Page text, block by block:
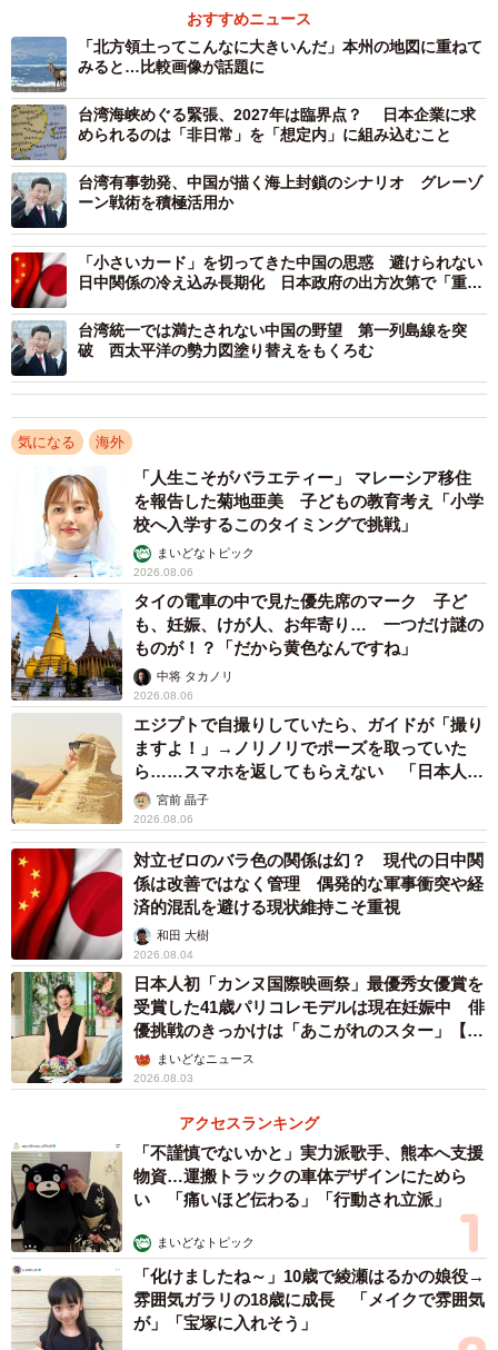
まずトランプ政権の主眼は、国内の政治基盤の安定と経
済への悪影響の回避にある。中間選挙を控え、有権者の不
満に直結するガソリン価格の高騰や、泥沼の軍事介入を回
避するため、まずは対話による沈静化の実績を急ぎたいの
が本音と言える。
これに対してイランは、経済制裁や軍事的な圧力による
国内の疲弊を打開し、現体制の存続を図ることを最優先課
題としている。ウラン処分や海峡開放というカードを切る
ことで、一時的に緊張を緩和させ、国際社会からの孤立を
防ぐという実利的な狙いがそこには透けて見える。
は根本的に異なる。イスラエルにとって米イラン間の合意
は、一時的な時間稼ぎに過ぎず、イランの本質的な脅威、
すなわち反イスラエル姿勢や周辺国への代理勢力拡大とい
った根深い問題を何ら解決するものではない。
イスラエルという不確定要素
こうした背景から、イスラエル側には自国の安全保障に
直結する核心的な問題が、米イランの頭越しの交渉によっ
て妥協されることへの強い不信感が渦巻いている。そのた
め、今回の合意が正式に署名されるかどうかにかかわら
ず、イランによる軍事的な拠点の構築や、周辺武装勢力へ
の武器供与など、少しでも疑わしい動きが検知されれば、
イスラエルが自衛を名目にいつ先制的な軍事行動に踏み切
ってもおかしくない情勢が続くことになる。
結局のところ、今回の合意案は当事国間の火種を根本か
ら消し止めるものではなく、あくまで利害や思惑の一致し
た部分だけで対立を一時的に凍結させる応急処置に留ま
る。中東地域における安全保障のジレンマは全く解消され
ておらず、イスラエルによる独自の強硬策という不確定要
素を抱えたまま、情勢は今後も激しく流動していくと予想
される。
おすすめニュース
「北方領土ってこんなに大きいんだ」本州の地図に重ねて
みると…比較画像が話題に
台湾海峡めぐる緊張、2027年は臨界点？ 日本企業に求
められるのは「非日常」を「想定内」に組み込むこと
台湾有事勃発、中国が描く海上封鎖のシナリオ グレーゾ
ーン戦術を積極活用か
「小さいカード」を切ってきた中国の思惑 避けられない
日中関係の冷え込み長期化 日本政府の出方次第で「重い
台湾統一では満たされない中国の野望 第一列島線を突
破 西太平洋の勢力図塗り替えをもくろむ
気になる 海外
「人生こそがバラエティー」 マレーシア移住
を報告した菊地亜美 子どもの教育考え「小学
校へ入学するこのタイミングで挑戦」
まいどなトピック
2026.08.06
タイの電車の中で見た優先席のマーク 子ど
も、妊娠、けが人、お年寄り… 一つだけ謎の
ものが！？「だから黄色なんですね」
中将 タカノリ
2026.08.06
エジプトで自撮りしていたら、ガイドが「撮り
ますよ！」→ノリノリでポーズを取っていた
ら……スマホを返してもらえない 「日本人は
カモ代表かも」「私は6時間で3万円払った」
宮前 晶子
2026.08.06
対立ゼロのバラ色の関係は幻？ 現代の日中関
係は改善ではなく管理 偶発的な軍事衝突や経
済的混乱を避ける現状維持こそ重視
和田 大樹
2026.08.04
日本人初「カンヌ国際映画祭」最優秀女優賞を
受賞した41歳パリコレモデルは現在妊娠中 俳
優挑戦のきっかけは「あこがれのスター」【徹
子の部屋】
まいどなニュース
2026.08.03
アクセスランキング
「不謹慎でないかと」実力派歌手、熊本へ支援
物資…運搬トラックの車体デザインにためら
い 「痛いほど伝わる」「行動され立派」
まいどなトピック
「化けましたね～」10歳で綾瀬はるかの娘役→
雰囲気ガラリの18歳に成長 「メイクで雰囲気
が」「宝塚に入れそう」